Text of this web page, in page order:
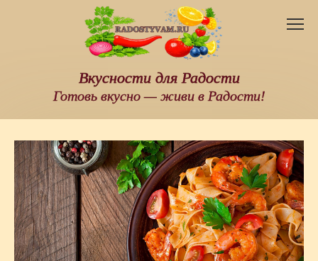
Вкусности для Радости
Готовь вкусно — живи в Радости!